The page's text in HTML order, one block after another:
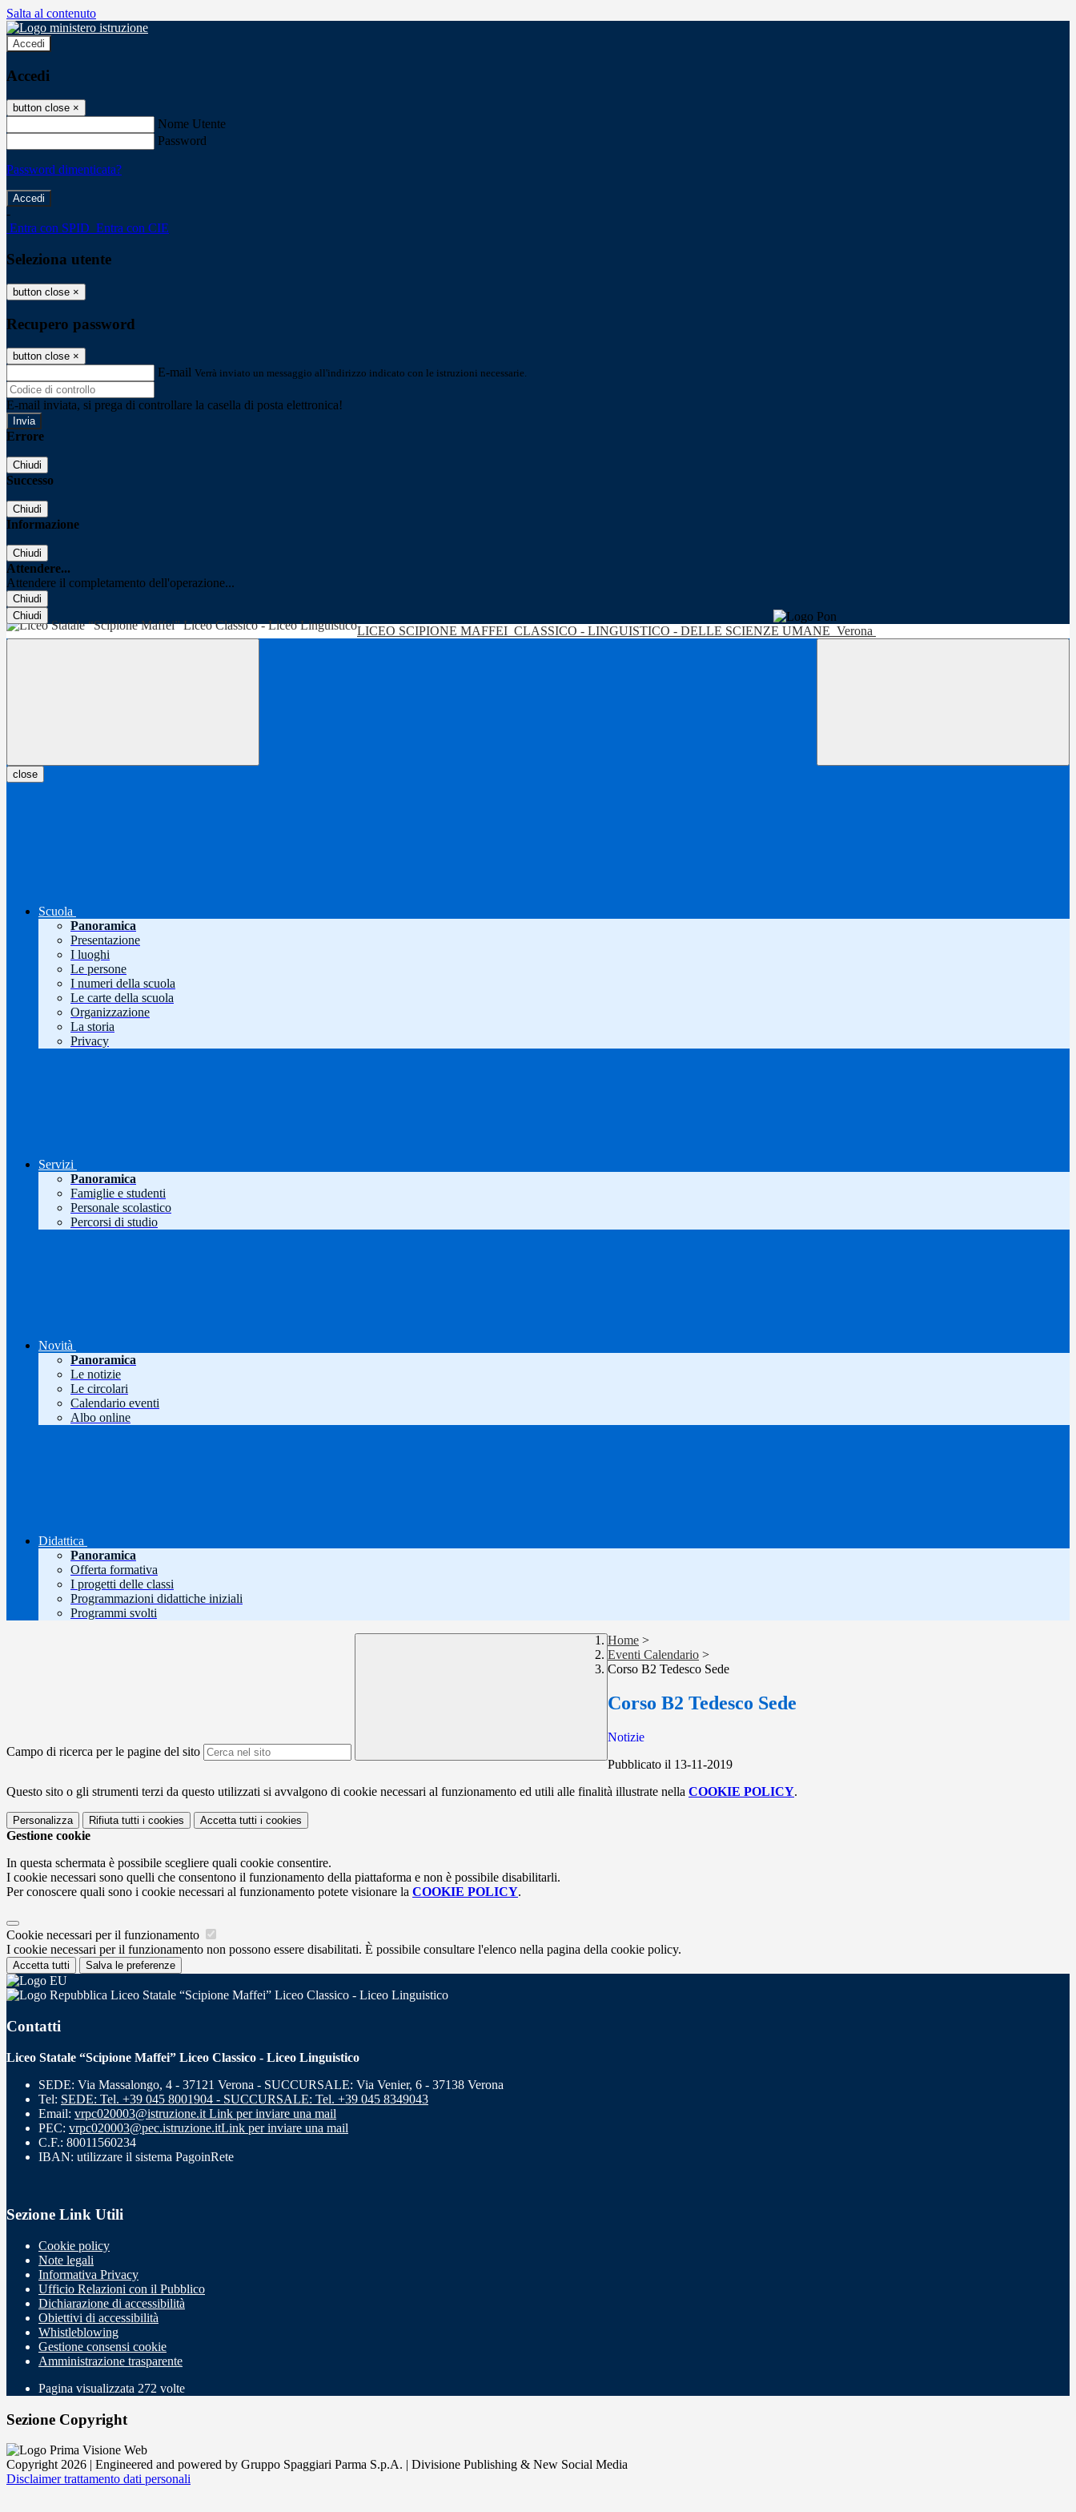
Salta al contenuto
Accedi
Accedi
button close ×
Nome Utente
Password
Password dimenticata?
-
Entra con SPID Entra con CIE
Seleziona utente
button close ×
Recupero password
button close ×
E-mail Verrà inviato un messaggio all'indirizzo indicato con le istruzioni necessarie.
E-mail inviata, si prega di controllare la casella di posta elettronica!
Errore
Chiudi
Successo
Chiudi
Informazione
Chiudi
Attendere...
Attendere il completamento dell'operazione...
Chiudi
Chiudi
LICEO SCIPIONE MAFFEI CLASSICO - LINGUISTICO - DELLE SCIENZE UMANE Verona
close
Scuola
Panoramica
Presentazione
I luoghi
Le persone
I numeri della scuola
Le carte della scuola
Organizzazione
La storia
Privacy
Servizi
Panoramica
Famiglie e studenti
Personale scolastico
Percorsi di studio
Novità
Panoramica
Le notizie
Le circolari
Calendario eventi
Albo online
Didattica
Panoramica
Offerta formativa
I progetti delle classi
Programmazioni didattiche iniziali
Programmi svolti
Campo di ricerca per le pagine del sito
Home >
Eventi Calendario >
Corso B2 Tedesco Sede
Corso B2 Tedesco Sede
Notizie
Pubblicato il 13-11-2019
Questo sito o gli strumenti terzi da questo utilizzati si avvalgono di cookie necessari al funzionamento ed utili alle finalità illustrate nella COOKIE POLICY.
Personalizza Rifiuta tutti i cookies Accetta tutti i cookies
Gestione cookie
In questa schermata è possibile scegliere quali cookie consentire.
I cookie necessari sono quelli che consentono il funzionamento della piattaforma e non è possibile disabilitarli.
Per conoscere quali sono i cookie necessari al funzionamento potete visionare la COOKIE POLICY.
Cookie necessari per il funzionamento
I cookie necessari per il funzionamento non possono essere disabilitati. È possibile consultare l'elenco nella pagina della cookie policy.
Accetta tutti Salva le preferenze
Liceo Statale “Scipione Maffei” Liceo Classico - Liceo Linguistico
Contatti
Liceo Statale “Scipione Maffei” Liceo Classico - Liceo Linguistico
SEDE: Via Massalongo, 4 - 37121 Verona - SUCCURSALE: Via Venier, 6 - 37138 Verona
Tel: SEDE: Tel. +39 045 8001904 - SUCCURSALE: Tel. +39 045 8349043
Email: vrpc020003@istruzione.it Link per inviare una mail
PEC: vrpc020003@pec.istruzione.itLink per inviare una mail
C.F.: 80011560234
IBAN: utilizzare il sistema PagoinRete
Sezione Link Utili
Cookie policy
Note legali
Informativa Privacy
Ufficio Relazioni con il Pubblico
Dichiarazione di accessibilità
Obiettivi di accessibilità
Whistleblowing
Gestione consensi cookie
Amministrazione trasparente
Pagina visualizzata 272 volte
Sezione Copyright
Copyright 2026 | Engineered and powered by Gruppo Spaggiari Parma S.p.A. | Divisione Publishing & New Social Media
Disclaimer trattamento dati personali